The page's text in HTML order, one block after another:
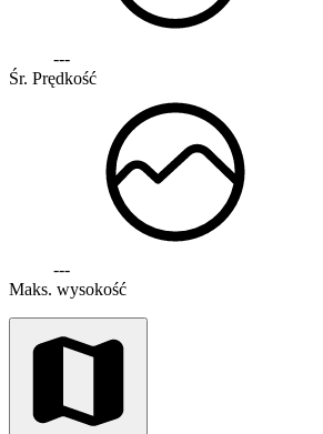
---
Śr. Prędkość
---
Maks. wysokość